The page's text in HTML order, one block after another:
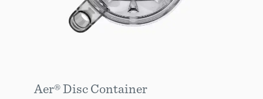
Aer® Disc Container